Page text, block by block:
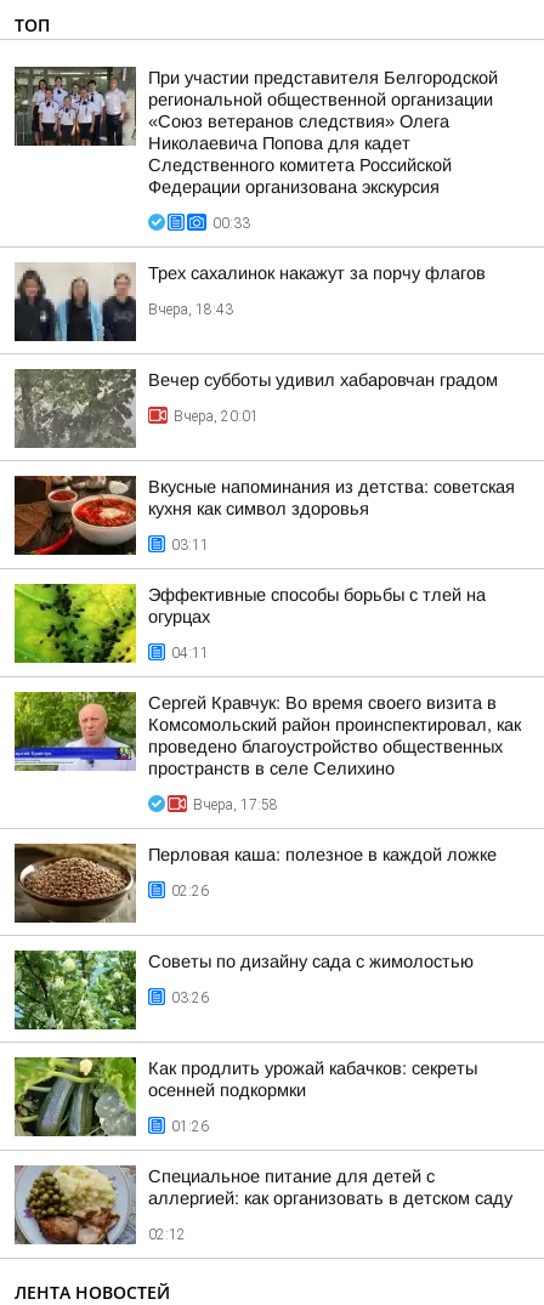
ТОП
При участии представителя Белгородской
региональной общественной организации
«Союз ветеранов следствия» Олега
Николаевича Попова для кадет
Следственного комитета Российской
Федерации организована экскурсия
00:33
Трех сахалинок накажут за порчу флагов
Вчера, 18:43
Вечер субботы удивил хабаровчан градом
Вчера, 20:01
Вкусные напоминания из детства: советская
кухня как символ здоровья
03:11
Эффективные способы борьбы с тлей на
огурцах
04:11
Сергей Кравчук: Во время своего визита в
Комсомольский район проинспектировал, как
проведено благоустройство общественных
пространств в селе Селихино
Вчера, 17:58
Перловая каша: полезное в каждой ложке
02:26
Советы по дизайну сада с жимолостью
03:26
Как продлить урожай кабачков: секреты
осенней подкормки
01:26
Специальное питание для детей с
аллергией: как организовать в детском саду
02:12
ЛЕНТА НОВОСТЕЙ